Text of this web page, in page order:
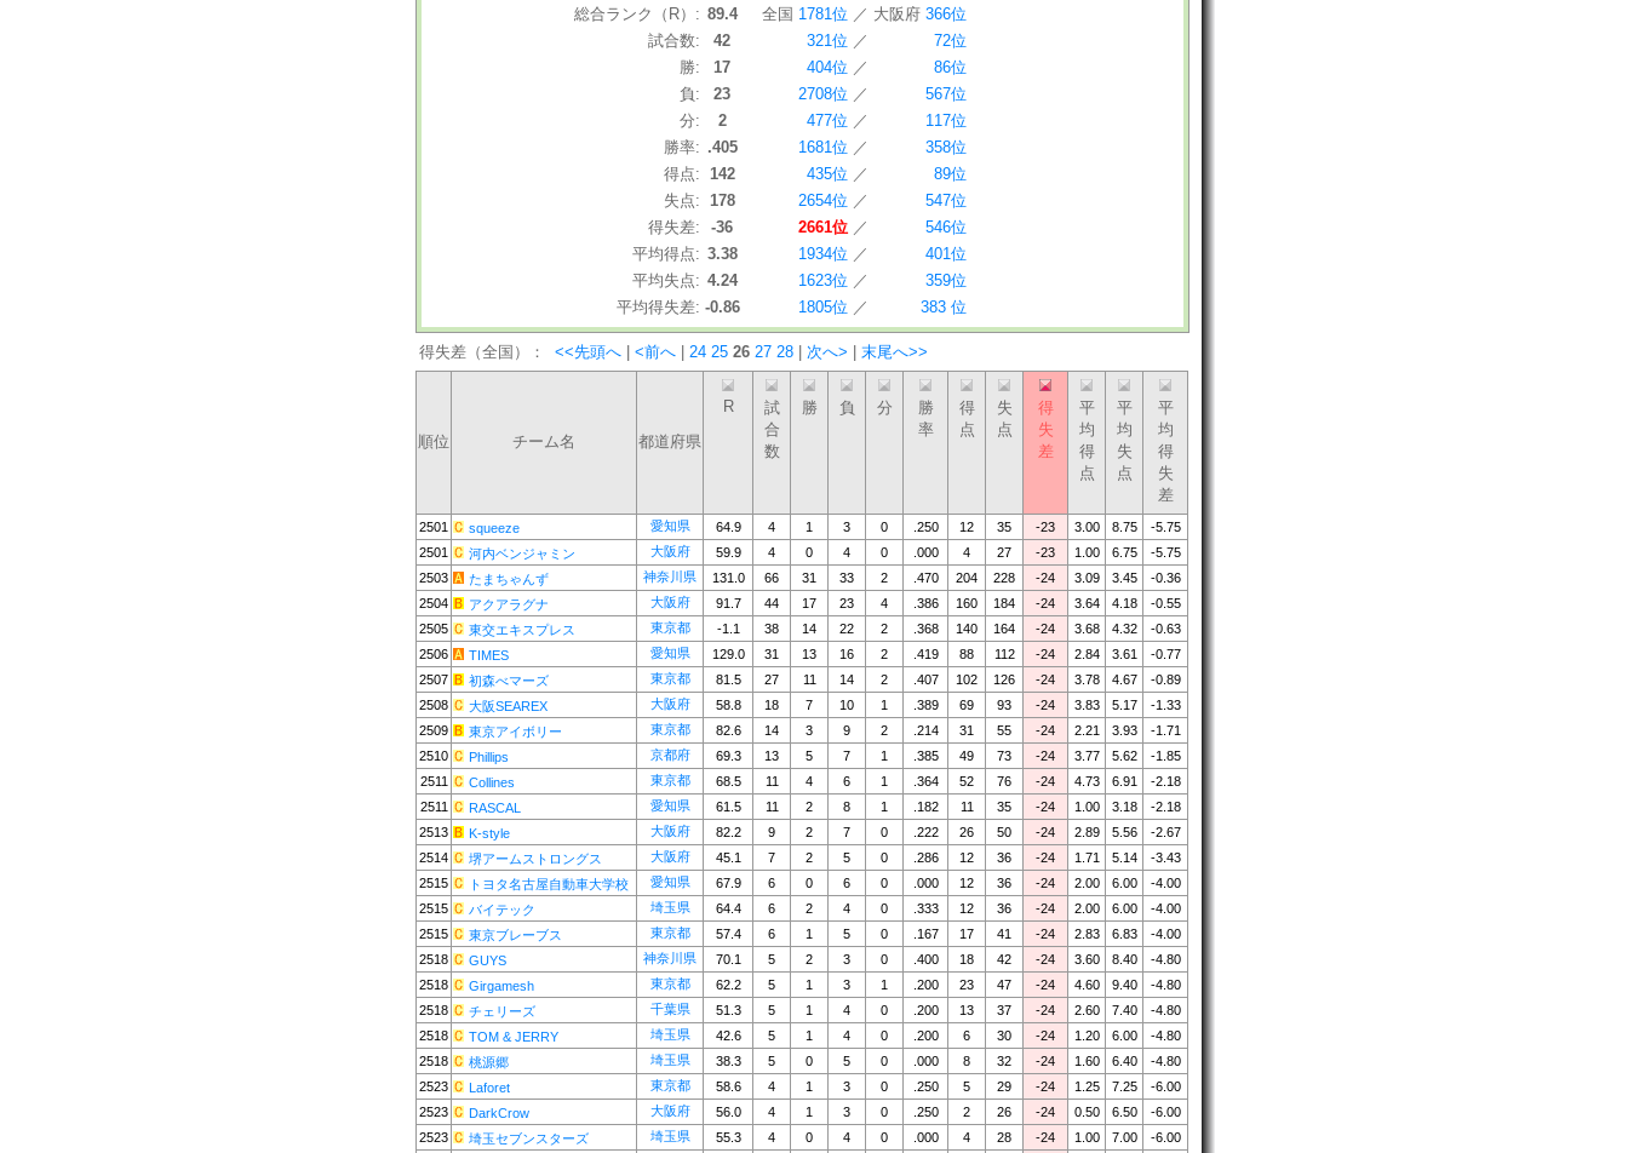
総合ランク（R）: 89.4 全国 1781位 ／ 大阪府 366位
試合数:
42 321位 ／
72位
勝:
17 404位 ／
86位
負:
23 2708位 ／
567位
分:
2 477位 ／
117位
勝率: .405 1681位 ／
358位
得点: 142 435位 ／
89位
失点: 178 2654位 ／
547位
得失差:
-36 2661位 ／
546位
平均得点: 3.38 1934位 ／
401位
平均失点: 4.24 1623位 ／
359位
平均得失差: -0.86 1805位 ／ 383 位
得失差（全国）： <<先頭へ <前へ 24 25 26 27 28 次へ> 末尾へ>>
順位 チーム名 都道府県
R
試
合
数
勝 負 分
勝
率
得
点
失
点
得
失
差
平
均
得
点
平
均
失
点
平
均
得
失
差
2501 squeeze 愛知県 64.9 4 1 3 0 .250 12 35 -23 3.00 8.75
-5.75
2501
河内ベンジャミン 大阪府 59.9 4 0 4 0 .000 4 27 -23 1.00 6.75
-5.75
2503
たまちゃんず 神奈川県 131.0 66 31 33 2 .470 204 228 -24 3.09 3.45
-0.36
2504
アクアラグナ 大阪府 91.7 44 17 23 4 .386 160 184 -24 3.64 4.18
-0.55
2505
東交エキスプレス 東京都 -1.1 38 14 22 2 .368 140 164 -24 3.68 4.32
-0.63
2506
TIMES 愛知県 129.0 31 13 16 2 .419 88 112 -24 2.84 3.61
-0.77
2507
初森べマーズ 東京都 81.5 27 11 14 2 .407 102 126 -24 3.78 4.67
-0.89
2508
大阪SEAREX 大阪府 58.8 18 7 10 1 .389 69 93 -24 3.83 5.17
-1.33
2509
東京アイボリー 東京都 82.6 14 3 9 2 .214 31 55 -24 2.21 3.93
-1.71
2510
Phillips 京都府 69.3 13 5 7 1 .385 49 73 -24 3.77 5.62
-1.85
2511
Collines 東京都 68.5 11 4 6 1 .364 52 76 -24 4.73 6.91
-2.18
2511
RASCAL 愛知県 61.5 11 2 8 1 .182 11 35 -24 1.00 3.18
-2.18
2513
K-style 大阪府 82.2 9 2 7 0 .222 26 50 -24 2.89 5.56
-2.67
2514
堺アームストロングス 大阪府 45.1 7 2 5 0 .286 12 36 -24 1.71 5.14
-3.43
2515
トヨタ名古屋自動車大学校 愛知県 67.9 6 0 6 0 .000 12 36 -24 2.00 6.00
-4.00
2515
バイテック 埼玉県 64.4 6 2 4 0 .333 12 36 -24 2.00 6.00
-4.00
2515
東京ブレーブス 東京都 57.4 6 1 5 0 .167 17 41 -24 2.83 6.83
-4.00
2518
GUYS 神奈川県 70.1 5 2 3 0 .400 18 42 -24 3.60 8.40
-4.80
2518
Girgamesh 東京都 62.2 5 1 3 1 .200 23 47 -24 4.60 9.40
-4.80
2518
チェリーズ 千葉県 51.3 5 1 4 0 .200 13 37 -24 2.60 7.40
-4.80
2518
TOM & JERRY 埼玉県 42.6 5 1 4 0 .200 6 30 -24 1.20 6.00
-4.80
2518
桃源郷 埼玉県 38.3 5 0 5 0 .000 8 32 -24 1.60 6.40
-4.80
2523
Laforet 東京都 58.6 4 1 3 0 .250 5 29 -24 1.25 7.25
-6.00
2523
DarkCrow 大阪府 56.0 4 1 3 0 .250 2 26 -24 0.50 6.50
-6.00
2523
埼玉セブンスターズ 埼玉県 55.3 4 0 4 0 .000 4 28 -24 1.00 7.00
-6.00